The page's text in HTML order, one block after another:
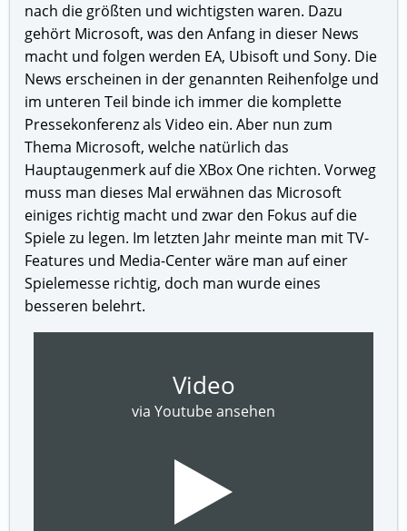
nach die größten und wichtigsten waren. Dazu
gehört Microsoft, was den Anfang in dieser News
macht und folgen werden EA, Ubisoft und Sony. Die
News erscheinen in der genannten Reihenfolge und
im unteren Teil binde ich immer die komplette
Pressekonferenz als Video ein. Aber nun zum
Thema Microsoft, welche natürlich das
Hauptaugenmerk auf die XBox One richten. Vorweg
muss man dieses Mal erwähnen das Microsoft
einiges richtig macht und zwar den Fokus auf die
Spiele zu legen. Im letzten Jahr meinte man mit TV-
Features und Media-Center wäre man auf einer
Spielemesse richtig, doch man wurde eines
besseren belehrt.
Video
via Youtube ansehen